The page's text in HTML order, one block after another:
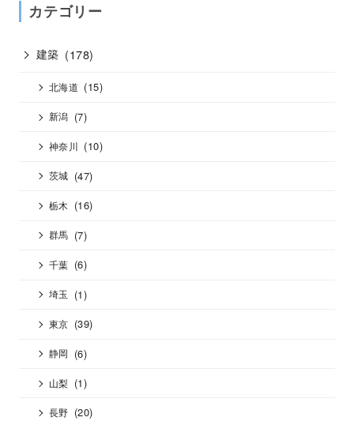
カテゴリー
建築 (178)
北海道 (15)
新潟 (7)
神奈川 (10)
茨城 (47)
栃木 (16)
群馬 (7)
千葉 (6)
埼玉 (1)
東京 (39)
静岡 (6)
山梨 (1)
長野 (20)